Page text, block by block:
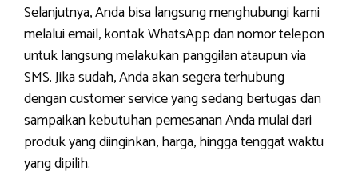
Selanjutnya, Anda bisa langsung menghubungi kami
melalui email, kontak WhatsApp dan nomor telepon
untuk langsung melakukan panggilan ataupun via
SMS. Jika sudah, Anda akan segera terhubung
dengan customer service yang sedang bertugas dan
sampaikan kebutuhan pemesanan Anda mulai dari
produk yang diinginkan, harga, hingga tenggat waktu
yang dipilih.